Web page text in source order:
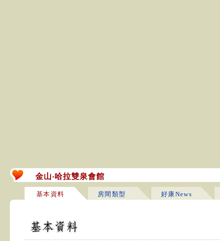
金山‧哈拉雙泉會館
基本資料 房間類型 好康News